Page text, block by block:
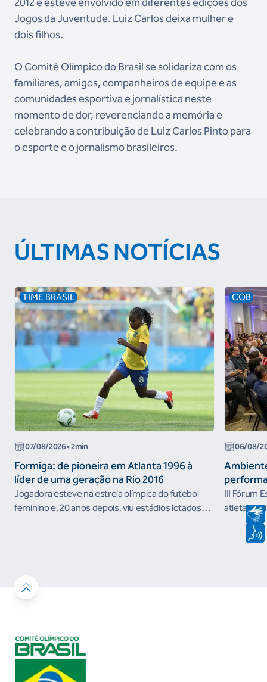
2012 e esteve envolvido em diferentes edições dos
Jogos da Juventude. Luiz Carlos deixa mulher e
dois filhos.
O Comitê Olímpico do Brasil se solidariza com os
familiares, amigos, companheiros de equipe e as
comunidades esportiva e jornalística neste
momento de dor, reverenciando a memória e
celebrando a contribuição de Luiz Carlos Pinto para
o esporte e o jornalismo brasileiros.
ÚLTIMAS NOTÍCIAS
TIME BRASIL
07/08/2026• 2min
Formiga: de pioneira em Atlanta 1996 à
líder de uma geração na Rio 2016
Jogadora esteve na estreia olímpica do futebol
feminino e, 20 anos depois, viu estádios lotados
COB
06/08/
III Fórum
atletas e